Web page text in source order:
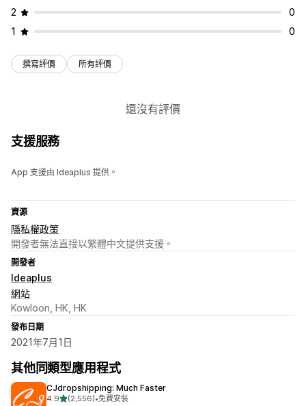
2
0
1
0
撰寫評價 所有評價
還沒有評價
支援服務
App 支援由 Ideaplus 提供。
資源
隱私權政策
開發者無法直接以繁體中文提供支援。
開發者
Ideaplus
網站
Kowloon, HK, HK
發布日期
2021年7月1日
其他同類型應用程式
CJdropshipping: Much Faster
4.9滿分 5 顆星
(2,556)
共有 2556 則評價
•免費安裝